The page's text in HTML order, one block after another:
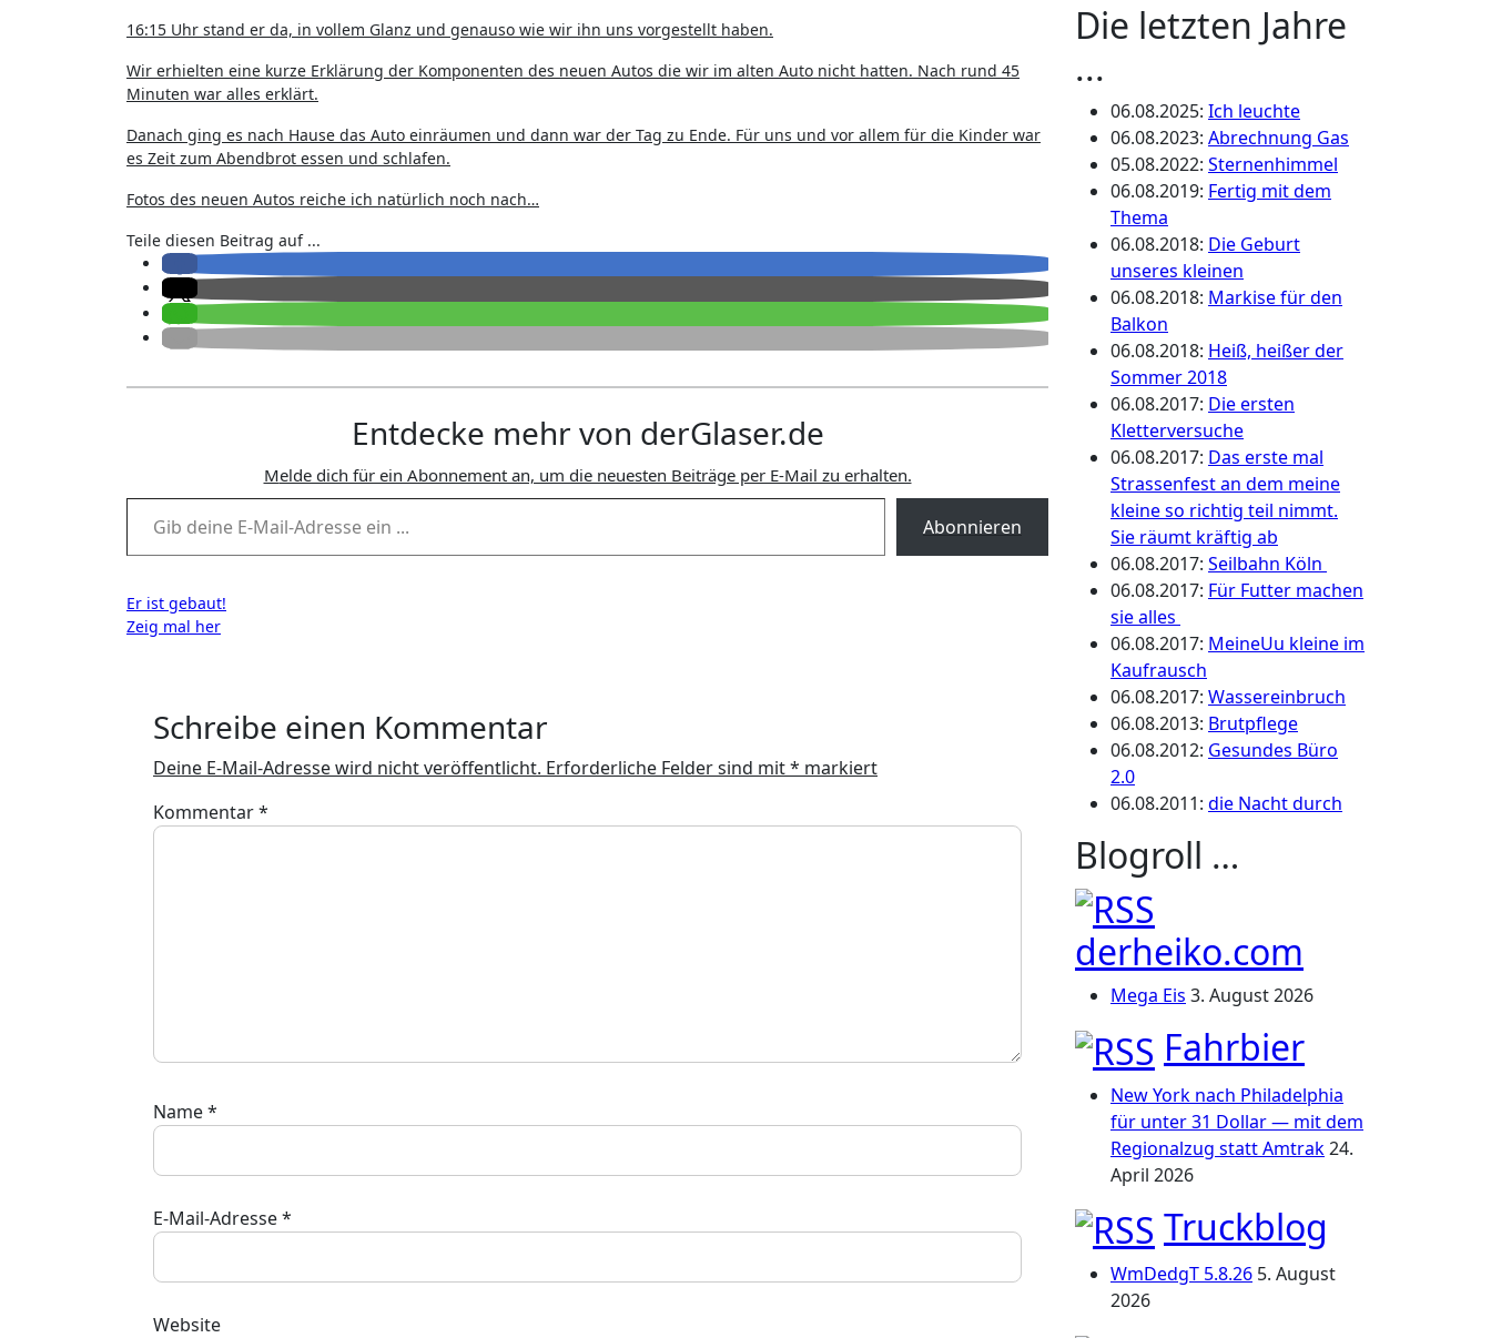
16:15 Uhr stand er da, in vollem Glanz und genauso wie wir ihn uns vorgestellt haben.
Wir erhielten eine kurze Erklärung der Komponenten des neuen Autos die wir im alten Auto nicht hatten. Nach rund 45
Minuten war alles erklärt.
Danach ging es nach Hause das Auto einräumen und dann war der Tag zu Ende. Für uns und vor allem für die Kinder war
es Zeit zum Abendbrot essen und schlafen.
Fotos des neuen Autos reiche ich natürlich noch nach…
Teile diesen Beitrag auf ...
Entdecke mehr von derGlaser.de
Melde dich für ein Abonnement an, um die neuesten Beiträge per E-Mail zu erhalten.
Gib deine E-Mail-Adresse ein ...
Abonnieren
Beitragsnavigation
Er ist gebaut!
Zeig mal her
Schreibe einen Kommentar
Deine E-Mail-Adresse wird nicht veröffentlicht. Erforderliche Felder sind mit* markiert
Kommentar*
Name*
E-Mail-Adresse*
Website
Die letzten Jahre
...
06.08.2025: Ich leuchte
06.08.2023: Abrechnung Gas
05.08.2022: Sternenhimmel
06.08.2019: Fertig mit dem
Thema
06.08.2018: Die Geburt
unseres kleinen
06.08.2018: Markise für den
Balkon
06.08.2018: Heiß, heißer der
Sommer 2018
06.08.2017: Die ersten
Kletterversuche
06.08.2017: Das erste mal
Strassenfest an dem meine
kleine so richtig teil nimmt.
Sie räumt kräftig ab
06.08.2017: Seilbahn Köln
06.08.2017: Für Futter machen
sie alles
06.08.2017: MeineUu kleine im
Kaufrausch
06.08.2017: Wassereinbruch
06.08.2013: Brutpflege
06.08.2012: Gesundes Büro
2.0
06.08.2011: die Nacht durch
Blogroll …
derheiko.com
Mega Eis 3. August 2026
Fahrbier
New York nach Philadelphia
für unter 31 Dollar — mit dem
Regionalzug statt Amtrak24.
April 2026
Truckblog
WmDedgT 5.8.26 5. August
2026